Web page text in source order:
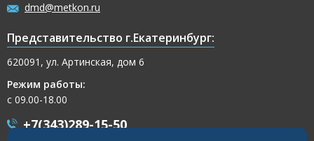
dmd@metkon.ru
Представительство г.Екатеринбург:
620091, ул. Артинская, дом 6
Режим работы:
с 09.00-18.00
+7(343)289-15-50